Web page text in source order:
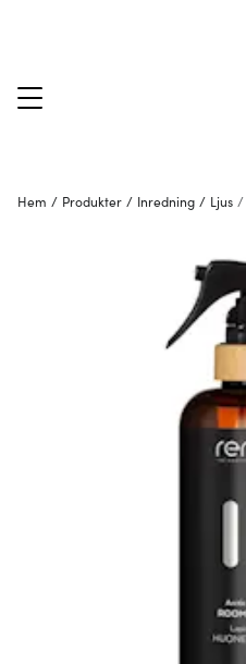
Hem / Produkter / Inredning / Ljus /